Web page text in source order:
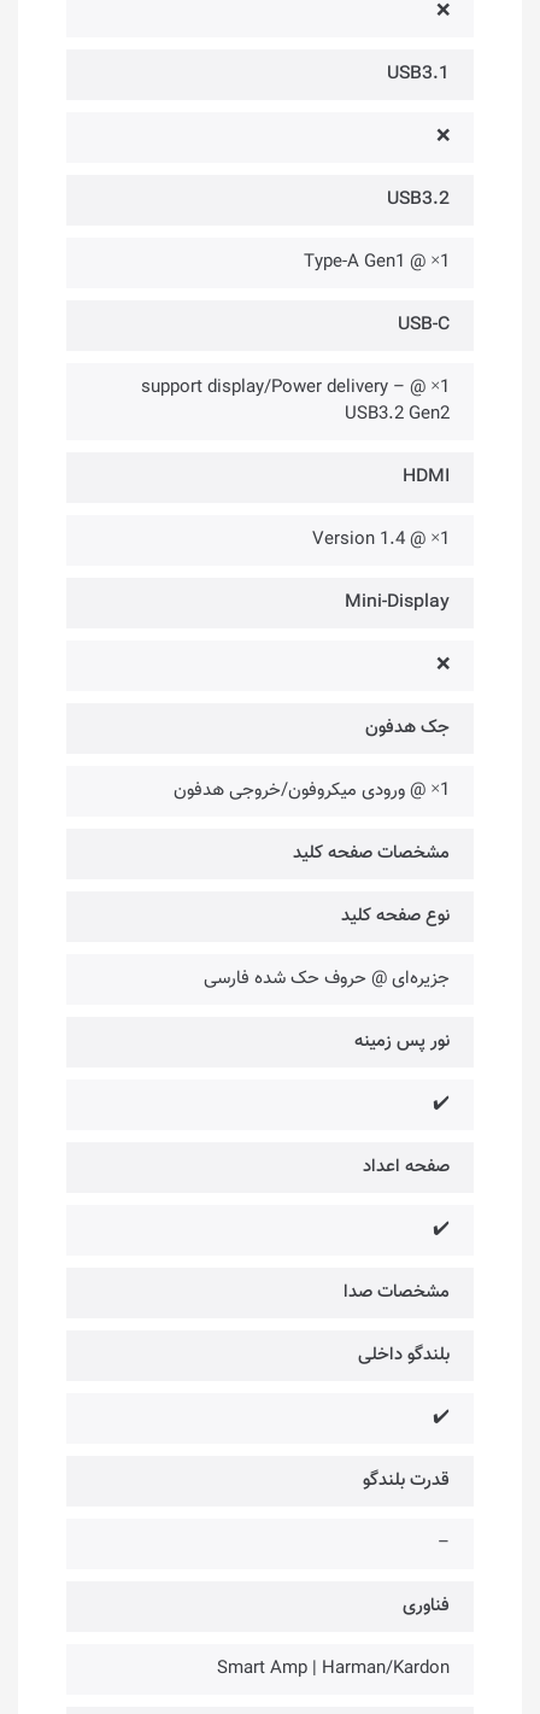
❌
USB3.1
❌
USB3.2
1× @ Type-A Gen1
USB-C
1× @ support display/Power delivery –
USB3.2 Gen2
HDMI
1× @ Version 1.4
Mini-Display
❌
جک هدفون
1× @ ورودی میکروفون/خروجی هدفون
مشخصات صفحه کلید
نوع صفحه کلید
جزیره‌ای @ حروف حک شده فارسی
نور پس زمینه
✔️
صفحه اعداد
✔️
مشخصات صدا
بلندگو داخلی
✔️
قدرت بلندگو
–
فناوری‌
Smart Amp | Harman/Kardon